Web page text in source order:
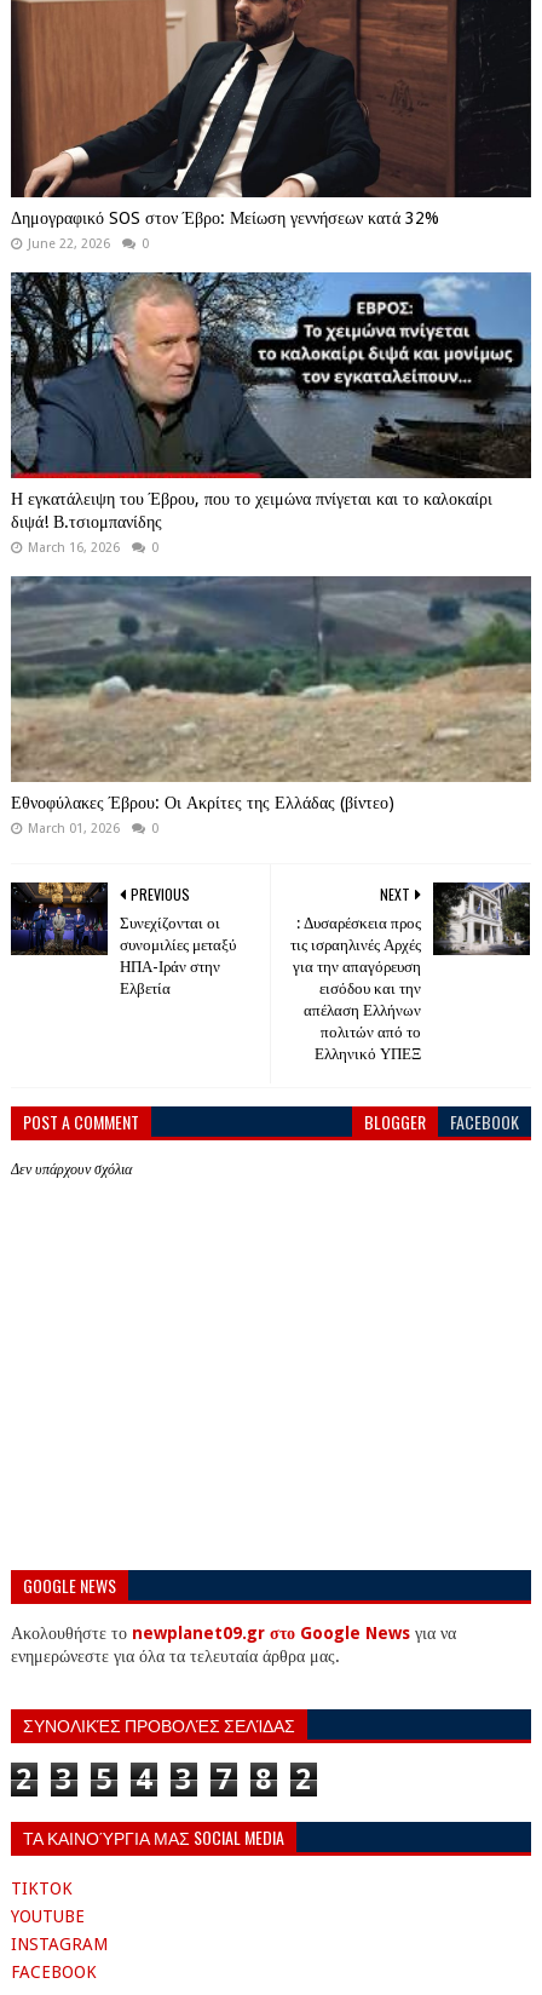
Δημογραφικό SOS στον Έβρο: Μείωση γεννήσεων κατά 32%
June 22, 2026 0
Η εγκατάλειψη του Έβρου, που το χειμώνα πνίγεται και το καλοκαίρι
διψά! Β.τσιομπανίδης
March 16, 2026 0
Εθνοφύλακες Έβρου: Οι Ακρίτες της Ελλάδας (βίντεο)
March 01, 2026 0
NEXT
: Δυσαρέσκεια προς
τις ισραηλινές Αρχές
για την απαγόρευση
εισόδου και την
απέλαση Ελλήνων
πολιτών από το
Ελληνικό ΥΠΕΞ
PREVIOUS
Συνεχίζονται οι
συνομιλίες μεταξύ
ΗΠΑ-Ιράν στην
Ελβετία
POST A COMMENT BLOGGER FACEBOOK
Δεν υπάρχουν σχόλια
GOOGLE NEWS
Ακολουθήστε το newplanet09.gr στο Google Newsγια να
ενημερώνεστε για όλα τα τελευταία άρθρα μας.
ΣΥΝΟΛΙΚΈΣ ΠΡΟΒΟΛΈΣ ΣΕΛΊΔΑΣ
2 3 5 4 3 7 8 2
ΤΑ ΚΑΙΝΟΎΡΓΙΑ ΜΑΣ SOCIAL MEDIA
TIKTOK
YOUTUBE
INSTAGRAM
FACEBOOK